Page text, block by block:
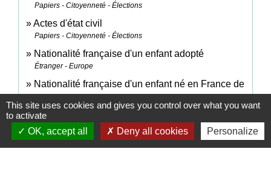
Papiers - Citoyenneté - Élections
Actes d'état civil
Papiers - Citoyenneté - Élections
Nationalité française d'un enfant adopté
Étranger - Europe
Nationalité française d'un enfant né en France de
Étranger - Europe
Certificat de nationalité française (CNF)
Papiers - Citoyenneté - Élections
This site uses cookies and gives you control over what you want
to activate
OK, accept all
Deny all cookies Personalize